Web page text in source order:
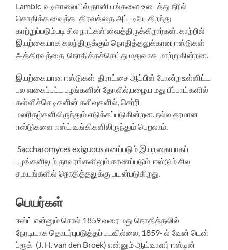
Lambic வடிசாலையில் தானியங்களை உடைத்து நீரில்
கொதிக்க வைத்த திரவத்தை அப்படியே திறந்து
காற்றுப்படும்படி சில நாட்கள் வைத்திருக்கிறார்கள். காற்றில்
இயற்கையாக கலந்திருக்கும் நொதித்தலுக்கான ஈஸ்டுகள்
அத்திரவத்தை நொதிக்கச்செய்து மதுவாக மாற்றுகின்றன.
இயற்கையான ஈஸ்டுகள் திராட்சை ஆப்பிள் போன்ற உள்ளிட்ட
பல வகைப்பட்ட பழங்களின் தோலில்,பழைய மது பீப்பாய்களில்
கள்ளிச்செடிகளின் கசிவுகளில், செர்ரி
மலரிதழ்களிலிருந்தும் எடுக்கப்படுகின்றன. நல்ல தரமான
ஈஸ்டுகளை ஈஸ்ட் வங்கிகளிலிருந்தும் பெறலாம்.
Saccharomyces exiguous எனப்படும் இயறகையாகப்
பழங்களிலும் தாவரங்களிலும் காணப்படும் ஈஸ்டும் சில
சமயங்களில் நொதித்தலுக்கு பயன்படுகிறது.
பெயர்கள்
ஈஸ்ட் என்னும் சொல் 1859 வரை மது நொதித்தலில்
நேரடியாக தொடர்புபடுத்தப் படவில்லை, 1859- ல் வேன் டென்
ப்ரூக் (J. H. van den Broek) என்னும் ஆய்வாளர் ஈஸ்டின்